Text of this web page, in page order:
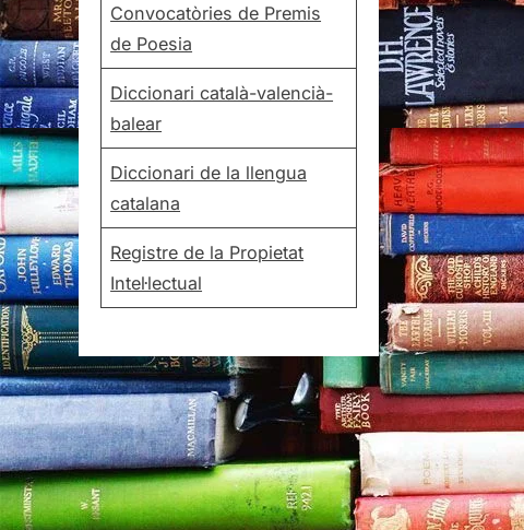
Convocatòries de Premis
de Poesia
Diccionari català-valencià-
balear
Diccionari de la llengua
catalana
Registre de la Propietat
Intel·lectual